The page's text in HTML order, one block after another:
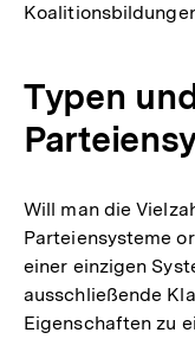
Typen
Will man die
Parteiensysteme
einer einzigen
ausschließende
Eigenschaften zu